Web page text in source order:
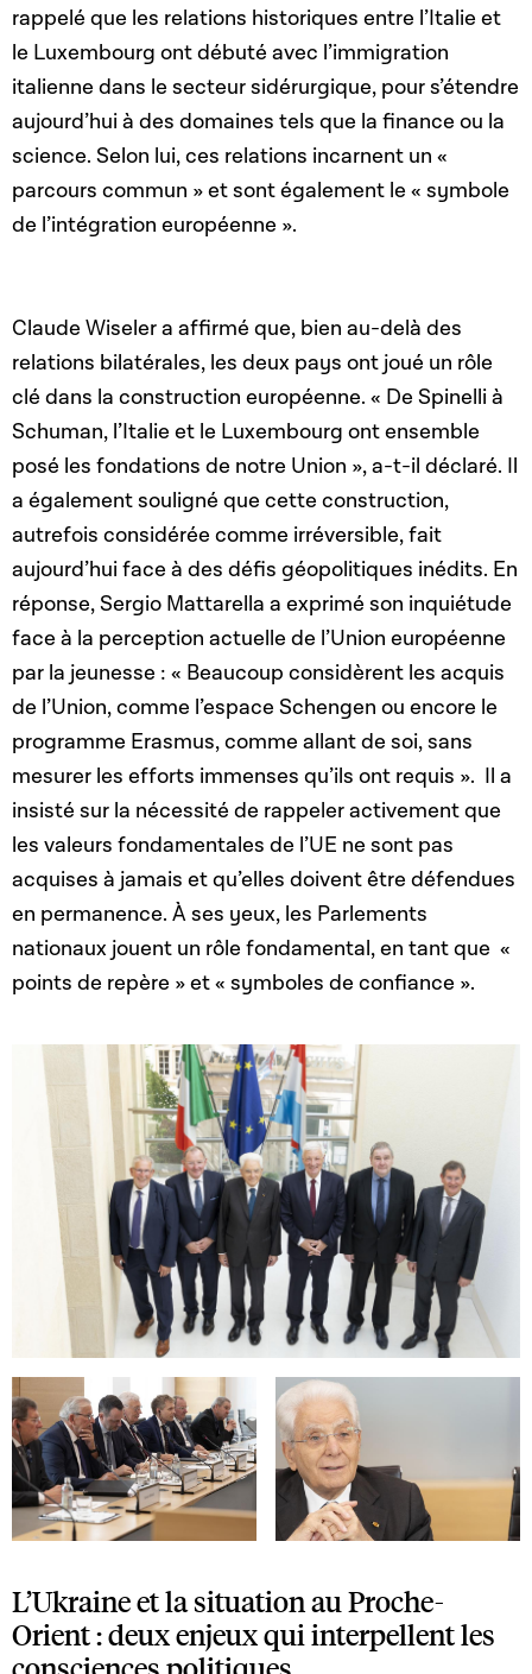
rappelé que les relations historiques entre l’Italie et
le Luxembourg ont débuté avec l’immigration
italienne dans le secteur sidérurgique, pour s’étendre
aujourd’hui à des domaines tels que la finance ou la
science. Selon lui, ces relations incarnent un «
parcours commun » et sont également le « symbole
de l’intégration européenne ».
Claude Wiseler a affirmé que, bien au-delà des
relations bilatérales, les deux pays ont joué un rôle
clé dans la construction européenne. « De Spinelli à
Schuman, l’Italie et le Luxembourg ont ensemble
posé les fondations de notre Union », a-t-il déclaré. Il
a également souligné que cette construction,
autrefois considérée comme irréversible, fait
aujourd’hui face à des défis géopolitiques inédits. En
réponse, Sergio Mattarella a exprimé son inquiétude
face à la perception actuelle de l’Union européenne
par la jeunesse : « Beaucoup considèrent les acquis
de l’Union, comme l’espace Schengen ou encore le
programme Erasmus, comme allant de soi, sans
mesurer les efforts immenses qu’ils ont requis ». Il a
insisté sur la nécessité de rappeler activement que
les valeurs fondamentales de l’UE ne sont pas
acquises à jamais et qu’elles doivent être défendues
en permanence. À ses yeux, les Parlements
nationaux jouent un rôle fondamental, en tant que «
points de repère » et « symboles de confiance ».
Open image in gallery
Open image in gallery Open image in gallery
L’Ukraine et la situation au Proche-
Orient : deux enjeux qui interpellent les